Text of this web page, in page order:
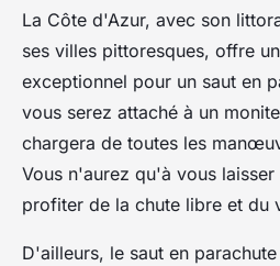
La Côte d'Azur, avec son
ses villes pittoresques, offre
exceptionnel pour un saut en
vous serez attaché à un
chargera de toutes les
Vous n'aurez qu'à vous
profiter de la chute libre et du
D'ailleurs, le saut en